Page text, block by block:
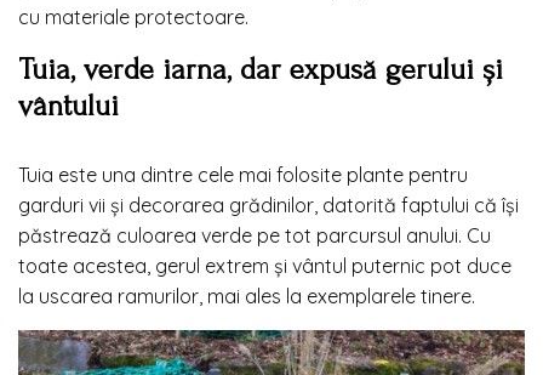
cu materiale protectoare.
Tuia, verde iarna, dar expusă gerului și
vântului
Tuia este una dintre cele mai folosite plante pentru
garduri vii și decorarea grădinilor, datorită faptului că își
păstrează culoarea verde pe tot parcursul anului. Cu
toate acestea, gerul extrem și vântul puternic pot duce
la uscarea ramurilor, mai ales la exemplarele tinere.